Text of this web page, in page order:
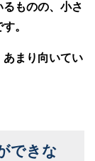
ものの、小さ
。
あまり向いてい
できな